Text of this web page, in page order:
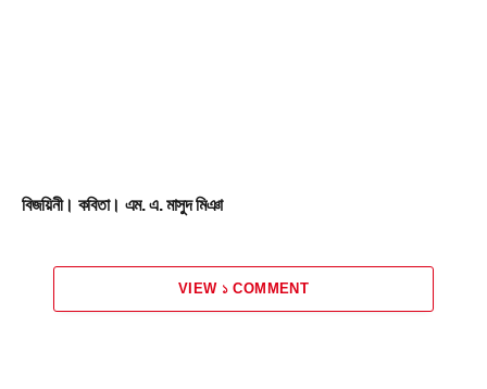
বিজয়িনী। কবিতা। এম. এ. মাসুদ মিঞা
VIEW ১ COMMENT